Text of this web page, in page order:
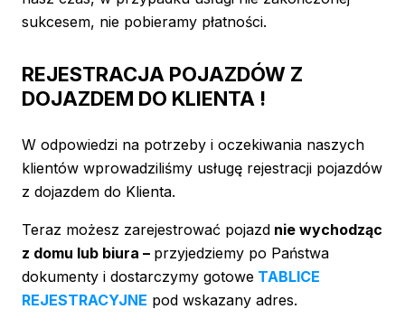
sukcesem, nie pobieramy płatności.
REJESTRACJA POJAZDÓW Z
DOJAZDEM DO KLIENTA !
W odpowiedzi na potrzeby i oczekiwania naszych
klientów wprowadziliśmy usługę rejestracji pojazdów
z dojazdem do Klienta.
Teraz możesz zarejestrować pojazd nie wychodząc
z domu lub biura – przyjedziemy po Państwa
dokumenty i dostarczymy gotowe TABLICE
REJESTRACYJNE pod wskazany adres.